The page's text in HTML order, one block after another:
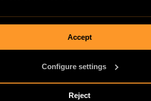
Accept
Configure settings
Reject